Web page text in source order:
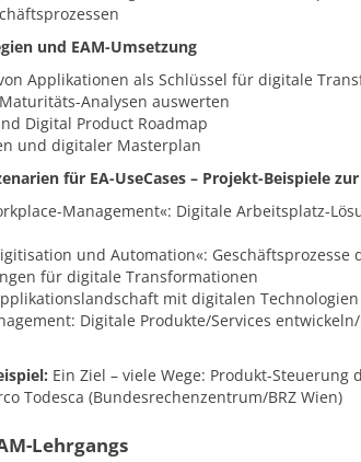
und EAM-Umsetzung
Applikationen als Schlüssel für digitale
Analysen auswerten
Digital Product Roadmap
und digitaler Masterplan
für EA-UseCases – Projekt-Beispiele
Management«: Digitale Arbeitsplatz-
und Automation«:
für digitale Transformationen
mit digitalen
Digitale Produkte/Services
Ein Ziel – viele Wege: Produkt-
Todesca (Bundesrechenzentrum/BRZ Wien)
Lehrgangs